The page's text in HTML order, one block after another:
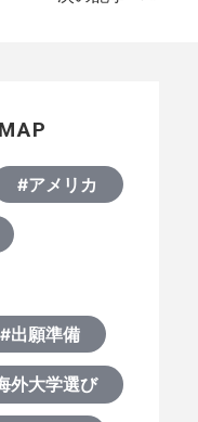
#アメリカ
#出願準備
外大学選び